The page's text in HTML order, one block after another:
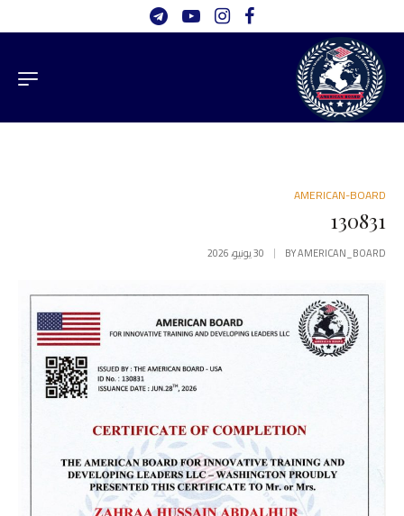
AMERICAN-BOARD
130831
BYAMERICAN_BOARD 30 يونيو، 2026